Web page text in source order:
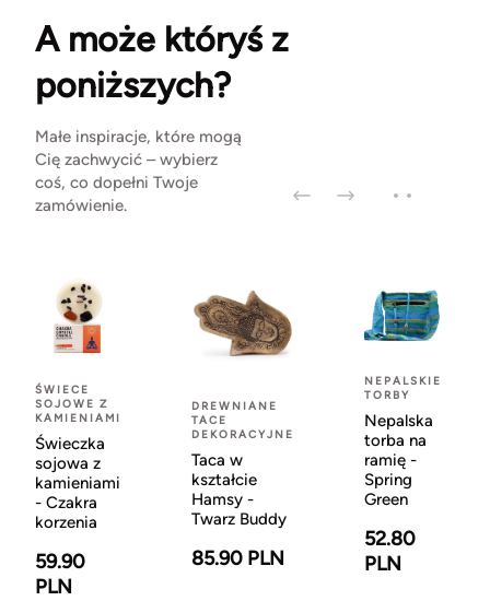
A może któryś z
poniższych?
Małe inspiracje, które mogą
Cię zachwycić – wybierz
coś, co dopełni Twoje
zamówienie.
ŚWIECE
SOJOWE Z
KAMIENIAMI
Świeczka
sojowa z
kamieniami
- Czakra
korzenia
59.90
PLN
DREWNIANE
TACE
DEKORACYJNE
Taca w
kształcie
Hamsy -
Twarz Buddy
85.90 PLN
NEPALSKIE
TORBY
Nepalska
torba na
ramię -
Spring
Green
52.80
PLN